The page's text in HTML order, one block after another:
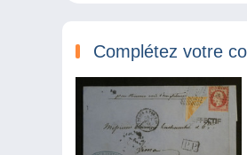
Complétez votre